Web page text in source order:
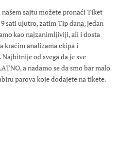
našem sajtu možete pronaći Tiket
sati ujutro, zatim Tip dana, jedan
kao najzanimljiviji, ali i dosta
kraćim analizama ekipa i
od svega da je sve
a nadamo se da smo bar malo
parova koje dodajete na tikete.